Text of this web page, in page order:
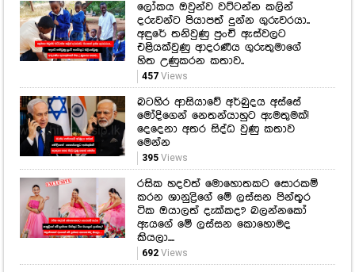
ලෝකය ඔවුන්ව වට්ටන්න කලින්
දරුවන්ට පියාපත් දුන්න ගුරුවරයා..
අඳුරේ තනිවුණු පුංචි ඇස්වලට
එළියක්වුණු ආදරණීය ගුරුතුමාගේ
හිත උණුකරන කතාව..
457Views
බටහිර ආසියාවේ අර්බුදය අස්සේ
මෝදිගෙන් නෙතන්යාහුට ඇමතුමක්!
දෙදෙනා අතර සිද්ධ වුණු කතාව
මෙන්න
395Views
රසික හදවත් මොහොතකට සොරකම්
කරන ශානුද්‍රිගේ මේ ලස්සන පින්තූර
ටික ඔයාලත් දැක්කද? බලන්නකෝ
ඇයගේ මේ ලස්සන කොහොමද
කියලා....
692Views